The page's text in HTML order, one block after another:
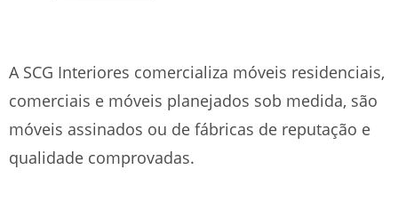
A SCG Interiores comercializa móveis residenciais,
comerciais e móveis planejados sob medida, são
móveis assinados ou de fábricas de reputação e
qualidade comprovadas.